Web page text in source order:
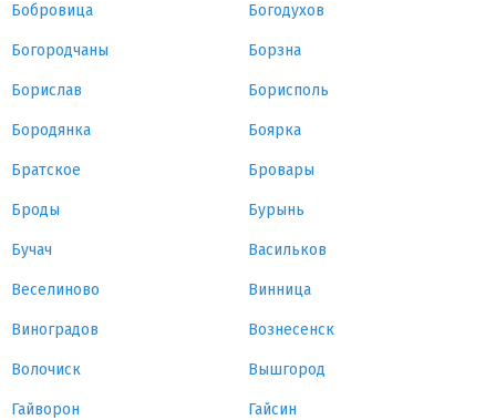
Бобровица Богодухов
Богородчаны Борзна
Борислав Борисполь
Бородянка Боярка
Братское Бровары
Броды Бурынь
Бучач Васильков
Веселиново Винница
Виноградов Вознесенск
Волочиск Вышгород
Гайворон Гайсин